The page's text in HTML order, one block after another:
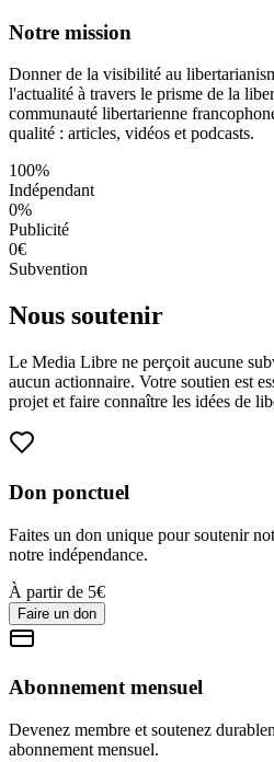
Notre mission
Donner de la visibilité au
l'actualité à travers le prisme de la
communauté libertarienne
qualité : articles, vidéos et podcasts.
100%
Indépendant
0%
Publicité
0€
Subvention
Nous soutenir
Le Media Libre ne perçoit aucune
aucun actionnaire. Votre soutien est
projet et faire connaître les idées de
Don ponctuel
Faites un don unique pour soutenir
notre indépendance.
À partir de 5€
Faire un don
Abonnement mensuel
Devenez membre et soutenez
abonnement mensuel.